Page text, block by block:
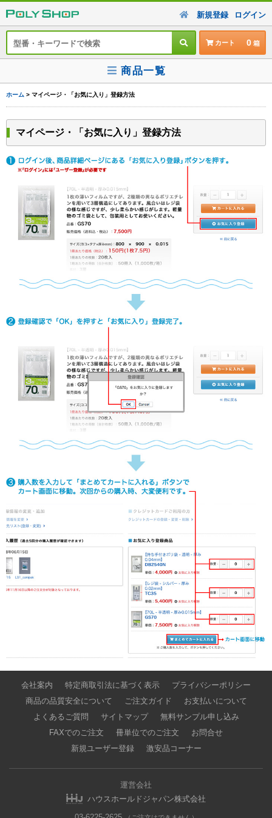
新規登録 ログイン
カート 0
商品一覧
ホーム > マイページ・「お気に入り」登録方法
マイページ・「お気に入り」登録方法
会社案内 特定商取引法に基づく表示
プライバシーポリシー
商品の品質安全について
ご注文ガイド
お支払いについて
よくあるご質問
サイトマップ
無料サンプル申し込み
FAXでのご注文
冊単位でのご注文
お問合せ
新規ユーザー登録
激安品コーナー
運営会社
ハウスホールドジャパン株式会社